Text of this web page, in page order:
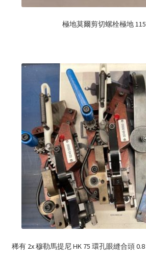
極地莫爾剪切螺栓極地 115
稀有 2x 穆勒馬提尼 HK 75 環孔眼縫合頭